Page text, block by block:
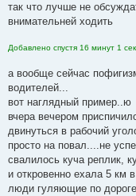
так что лучше не
внимательней ходить
Добавлено спустя 16 минут 1
а вообще сейчас
водителей...
вот наглядный пример..ю
вчера вечером
двинуться в рабочий
просто на повал....не
свалилось куча реплик,
и откровенно ехала 5 км
люди гуляющие по